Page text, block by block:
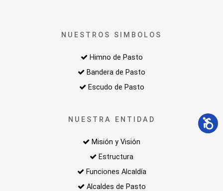
NUESTROS SIMBOLOS
Himno de Pasto
Bandera de Pasto
Escudo de Pasto
NUESTRA ENTIDAD
Misión y Visión
Estructura
Funciones Alcaldía
Alcaldes de Pasto